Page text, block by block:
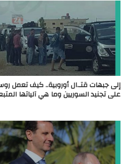
إلى جبهات قتـ.ال أوروبية.. كيف تعمل
على تجنيد السوريين وما هي آلياتها